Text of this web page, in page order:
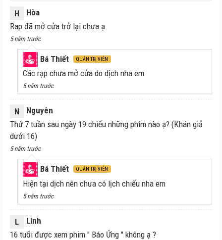
H
Hòa
Rap đã mở cửa trở lại chưa ạ
5 năm trước
Bá Thiết QUẢN TRỊ VIÊN
Các rạp chưa mở cửa do dịch nha em
5 năm trước
N
Nguyên
Thứ 7 tuần sau ngày 19 chiếu những phim nào ạ? (Khán giả
dưới 16)
5 năm trước
Bá Thiết QUẢN TRỊ VIÊN
Hiện tại dịch nên chưa có lịch chiếu nha em
5 năm trước
L
Linh
16 tuổi được xem phim " Báo Ứng " không ạ ?